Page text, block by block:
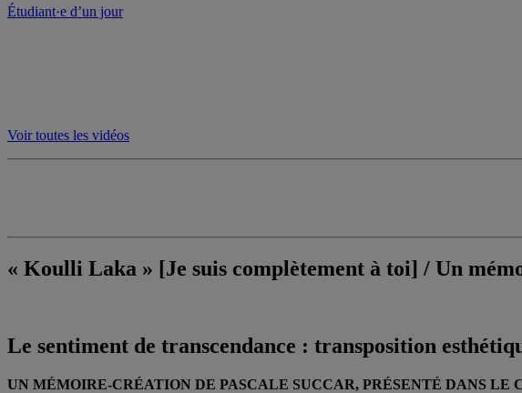
Étudiant·e d’un jour
Voir toutes les vidéos
« Koulli Laka » [Je suis complètement à toi] / Un
Le sentiment de transcendance : transposition
UN MÉMOIRE-CRÉATION DE PASCALE SUCCAR, PRÉSENTÉ DANS